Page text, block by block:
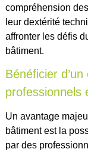
compréhension
leur dextérité
affronter les défis
bâtiment.
Bénéficier
professionnels
Un avantage
bâtiment est la
par des